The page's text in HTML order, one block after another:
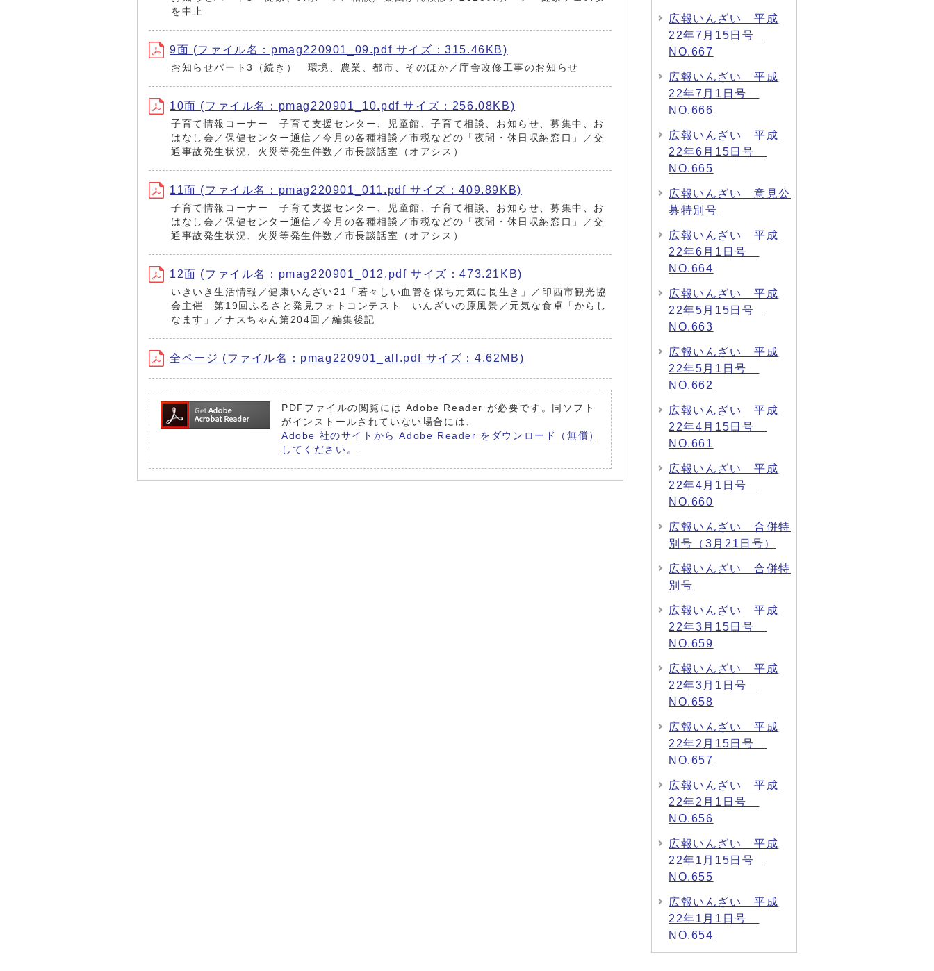
を中止
9面 (ファイル名：pmag220901_09.pdf サイズ：315.46KB)
お知らせパート3（続き） 環境、農業、都市、そのほか／庁舎改修工事のお知らせ
10面 (ファイル名：pmag220901_10.pdf サイズ：256.08KB)
子育て情報コーナー 子育て支援センター、児童館、子育て相談、お知らせ、募集中、お
はなし会／保健センター通信／今月の各種相談／市税などの「夜間・休日収納窓口」／交
通事故発生状況、火災等発生件数／市長談話室（オアシス）
11面 (ファイル名：pmag220901_011.pdf サイズ：409.89KB)
子育て情報コーナー 子育て支援センター、児童館、子育て相談、お知らせ、募集中、お
はなし会／保健センター通信／今月の各種相談／市税などの「夜間・休日収納窓口」／交
通事故発生状況、火災等発生件数／市長談話室（オアシス）
12面 (ファイル名：pmag220901_012.pdf サイズ：473.21KB)
いきいき生活情報／健康いんざい21「若々しい血管を保ち元気に長生き」／印西市観光協
会主催 第19回ふるさと発見フォトコンテスト いんざいの原風景／元気な食卓「からし
なます」／ナスちゃん第204回／編集後記
全ページ (ファイル名：pmag220901_all.pdf サイズ：4.62MB)
PDFファイルの閲覧には Adobe Reader が必要です。同ソフト
がインストールされていない場合には、
Adobe 社のサイトから Adobe Reader をダウンロード（無償）
してください。
広報いんざい 平成
22年7月15日号
NO.667
広報いんざい 平成
22年7月1日号
NO.666
広報いんざい 平成
22年6月15日号
NO.665
広報いんざい 意見公
募特別号
広報いんざい 平成
22年6月1日号
NO.664
広報いんざい 平成
22年5月15日号
NO.663
広報いんざい 平成
22年5月1日号
NO.662
広報いんざい 平成
22年4月15日号
NO.661
広報いんざい 平成
22年4月1日号
NO.660
広報いんざい 合併特
別号（3月21日号）
広報いんざい 合併特
別号
広報いんざい 平成
22年3月15日号
NO.659
広報いんざい 平成
22年3月1日号
NO.658
広報いんざい 平成
22年2月15日号
NO.657
広報いんざい 平成
22年2月1日号
NO.656
広報いんざい 平成
22年1月15日号
NO.655
広報いんざい 平成
22年1月1日号
NO.654